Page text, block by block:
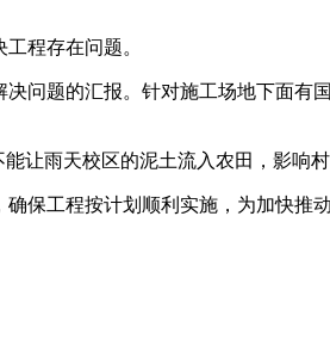
程存在问题。
题的汇报。针对施工场地下面有
雨天校区的泥土流入农田，影响村
工程按计划顺利实施，为加快推动